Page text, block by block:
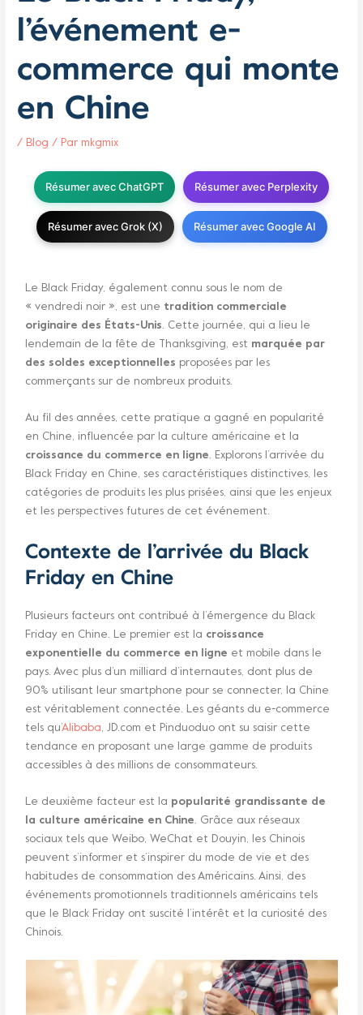
l’événement e-
commerce qui monte
en Chine
/ Blog / Par mkgmix
Résumer avec ChatGPT Résumer avec Perplexity
Résumer avec Grok (X) Résumer avec Google AI
Le Black Friday, également connu sous le nom de
« vendredi noir », est une tradition commerciale
originaire des États-Unis. Cette journée, qui a lieu le
lendemain de la fête de Thanksgiving, est marquée par
des soldes exceptionnelles proposées par les
commerçants sur de nombreux produits.
Au fil des années, cette pratique a gagné en popularité
en Chine, influencée par la culture américaine et la
croissance du commerce en ligne. Explorons l’arrivée du
Black Friday en Chine, ses caractéristiques distinctives, les
catégories de produits les plus prisées, ainsi que les enjeux
et les perspectives futures de cet événement.
Contexte de l’arrivée du Black
Friday en Chine
Plusieurs facteurs ont contribué à l’émergence du Black
Friday en Chine. Le premier est la croissance
exponentielle du commerce en ligne et mobile dans le
pays. Avec plus d’un milliard d’internautes, dont plus de
90% utilisant leur smartphone pour se connecter, la Chine
est véritablement connectée. Les géants du e-commerce
tels qu’Alibaba, JD.com et Pinduoduo ont su saisir cette
tendance en proposant une large gamme de produits
accessibles à des millions de consommateurs.
Le deuxième facteur est la popularité grandissante de
la culture américaine en Chine. Grâce aux réseaux
sociaux tels que Weibo, WeChat et Douyin, les Chinois
peuvent s’informer et s’inspirer du mode de vie et des
habitudes de consommation des Américains. Ainsi, des
événements promotionnels traditionnels américains tels
que le Black Friday ont suscité l’intérêt et la curiosité des
Chinois.